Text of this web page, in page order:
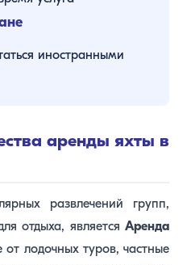
иностранными
аренды яхты в
развлечений групп,
отдыха, является Аренда
от лодочных туров, частные